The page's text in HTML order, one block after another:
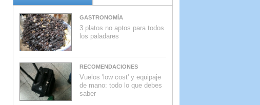
GASTRONOMÍA
3 platos no aptos para todos
los paladares
RECOMENDACIONES
Vuelos 'low cost' y equipaje
de mano: todo lo que debes
saber